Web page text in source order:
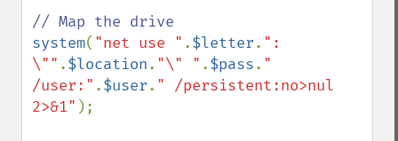
system( "net use " .$letter. ":
\"" .$location. "\" " .$pass. "
/user:" .$user. " /persistent:no>nul
2>&1" );